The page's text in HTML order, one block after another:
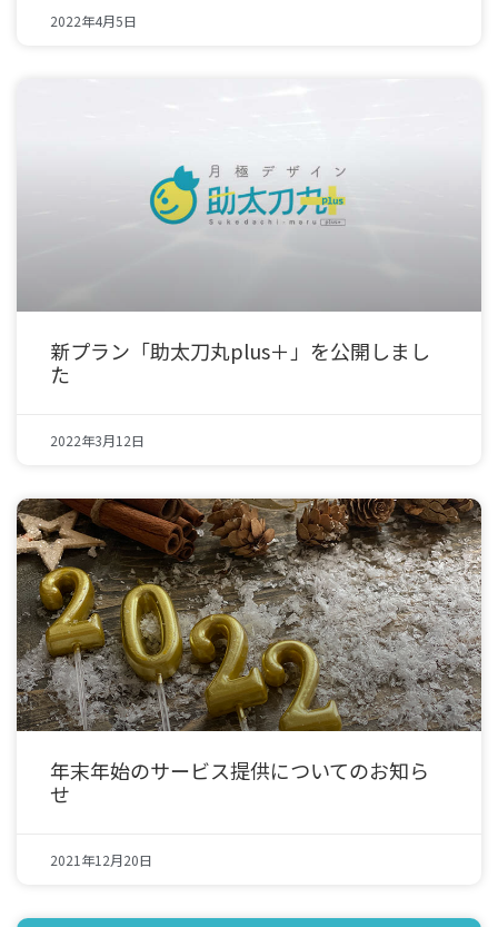
2022年4月5日
新プラン「助太刀丸plus＋」を公開しまし
た
2022年3月12日
年末年始のサービス提供についてのお知ら
せ
2021年12月20日